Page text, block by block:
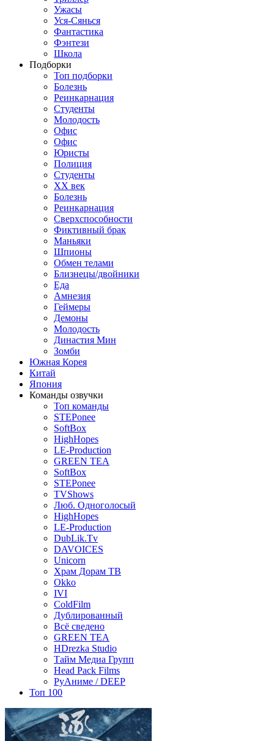
Ужасы
Уся-Сянься
Фантастика
Фэнтези
Школа
Подборки
Топ подборки
Болезнь
Реинкарнация
Студенты
Молодость
Офис
Офис
Юристы
Полиция
Студенты
ХХ век
Болезнь
Реинкарнация
Сверхспособности
Фиктивный брак
Маньяки
Шпионы
Обмен телами
Близнецы/двойники
Еда
Амнезия
Геймеры
Демоны
Молодость
Династия Мин
Зомби
Южная Корея
Китай
Япония
Команды озвучки
Топ команды
STEPonee
SoftBox
HighHopes
LE-Production
GREEN TEA
SoftBox
STEPonee
TVShows
Люб. Одноголосый
HighHopes
LE-Production
DubLik.Tv
DAVOICES
Unicorn
Храм Дорам ТВ
Okko
IVI
ColdFilm
Дублированный
Всё сведено
GREEN TEA
HDrezka Studio
Тайм Медиа Групп
Head Pack Films
РуАниме / DEEP
Топ 100